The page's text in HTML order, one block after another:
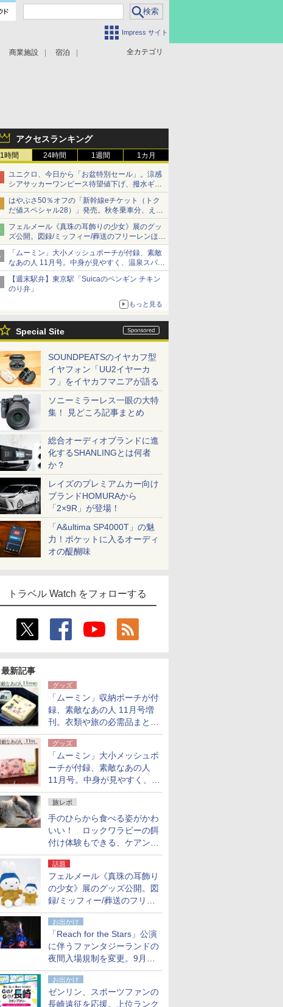
Impress サイト
全カテゴリ
商業施設 宿泊
アクセスランキング
1時間 24時間 1週間 1カ月
ユニクロ、今日から「お盆特別セール」。涼感
シアサッカーワンピース待望値下げ、撥水ギア
ショーツは1990円に
はやぶさ50％オフの「新幹線eチケット（トク
だ値スペシャル28）」発売。秋冬乗車分、えき
ねっと限定
フェルメール《真珠の耳飾りの少女》展のグッ
ズ公開。図録/ミッフィー/葬送のフリーレンほ
か、注目ブランドコラボが実現
「ムーミン」大小メッシュポーチが付録、素敵
なあの人 11月号。中身が見やすく、温泉スパに
も使える
【週末駅弁】東京駅「Suicaのペンギン チキン
のり弁」
もっと見る
Special Site
SOUNDPEATSのイヤカフ型
イヤフォン「UU2イヤーカ
フ」をイヤカフマニアが語る
ソニーミラーレス一眼の大特
集！ 見どころ記事まとめ
総合オーディオブランドに進
化するSHANLINGとは何者
か？
レイズのプレミアムカー向け
ブランドHOMURAから
「2×9R」が登場！
「A&ultima SP4000T」の魅
力！ポケットに入るオーディ
オの醍醐味
トラベル Watch をフォローする
最新記事
グッズ
「ムーミン」収納ポーチが付
録、素敵なあの人 11月号増
刊。衣類や旅の必需品まとま
る大小2個セット
グッズ
「ムーミン」大小メッシュポ
ーチが付録、素敵なあの人
11月号。中身が見やすく、温
泉スパにも使える
旅レポ
手のひらから食べる姿がかわ
いい！ ロックワラビーの餌
付け体験もできる、ケアンズ
でアサートン高原の日本語ガ
イド付きツアーに参加してみ
た
話題
フェルメール《真珠の耳飾り
の少女》展のグッズ公開。図
録/ミッフィー/葬送のフリー
レンほか、注目ブランドコラ
ボが実現
お出かけ
「Reach for the Stars」公演
に伴うファンタジーランドの
夜間入場規制を変更。9月か
ら18時50分～20時ごろに
お出かけ
ゼンリン、スポーツファンの
長崎遠征を応援。上位ランク